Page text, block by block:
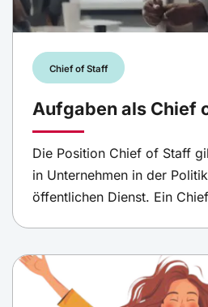
Chief of Staff
Aufgaben als Chief
Die Position Chief of Staff
in Unternehmen in der
öffentlichen Dienst. Ein